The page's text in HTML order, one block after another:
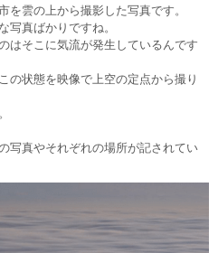
雲の上から撮影した写真です。
写真ばかりですね。
はそこに気流が発生しているんです
の状態を映像で上空の定点から撮り
写真やそれぞれの場所が記されてい